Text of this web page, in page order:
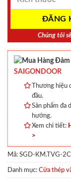
Chúng tôi
SAIGONDOOR
Thương
đầu.
Sản phẩm đa
hướng.
Xem chi tiết:
>
Mã: SGD-KM.TVG-
Danh mục: Cửa thép